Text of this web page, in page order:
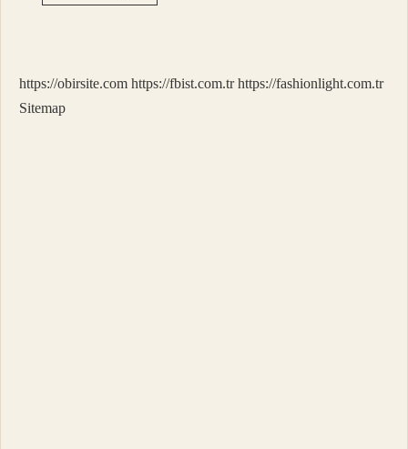
Bağımlılık
https://obirsite.com https://fbist.com.tr https://fashionlight.com.tr
Sitemap